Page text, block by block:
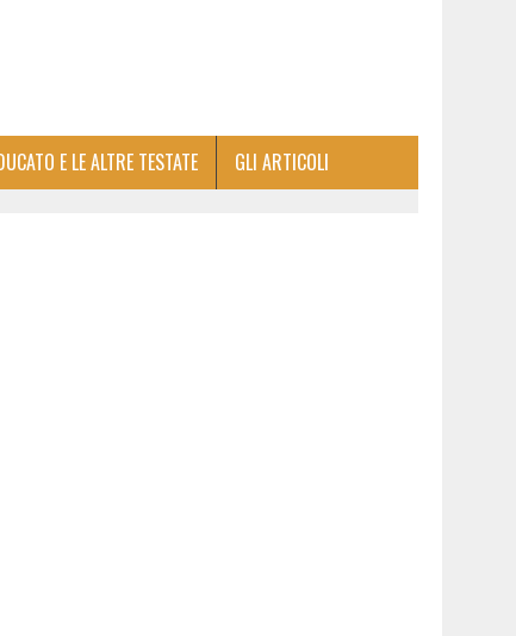
E LE ALTRE TESTATE GLI ARTICOLI